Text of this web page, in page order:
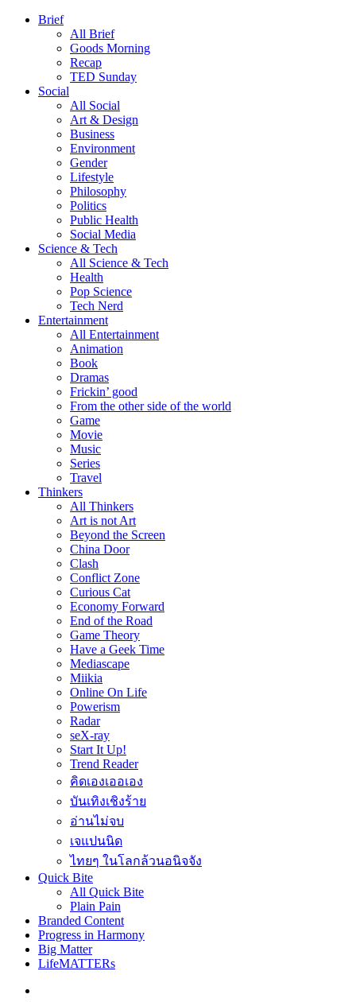
Brief
All Brief
Goods Morning
Recap
TED Sunday
Social
All Social
Art & Design
Business
Environment
Gender
Lifestyle
Philosophy
Politics
Public Health
Social Media
Science & Tech
All Science & Tech
Health
Pop Science
Tech Nerd
Entertainment
All Entertainment
Animation
Book
Dramas
Frickin’ good
From the other side of the world
Game
Movie
Music
Series
Travel
Thinkers
All Thinkers
Art is not Art
Beyond the Screen
China Door
Clash
Conflict Zone
Curious Cat
Economy Forward
End of the Road
Game Theory
Have a Geek Time
Mediascape
Miikia
Online On Life
Powerism
Radar
seX-ray
Start It Up!
Trend Reader
คิดเองเออเอง
บันเทิงเชิงร้าย
อ่านไม่จบ
เจแปนนิด
ไทยๆ ในโลกล้วนอนิจจัง
Quick Bite
All Quick Bite
Plain Pain
Branded Content
Progress in Harmony
Big Matter
LifeMATTERs